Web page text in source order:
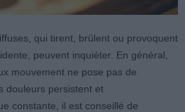
qui tirent, brûlent ou provoquent
peuvent inquiéter. En général,
mouvement ne pose pas de
douleurs persistent et
constante, il est conseillé de